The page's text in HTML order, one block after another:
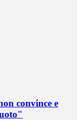
convince e